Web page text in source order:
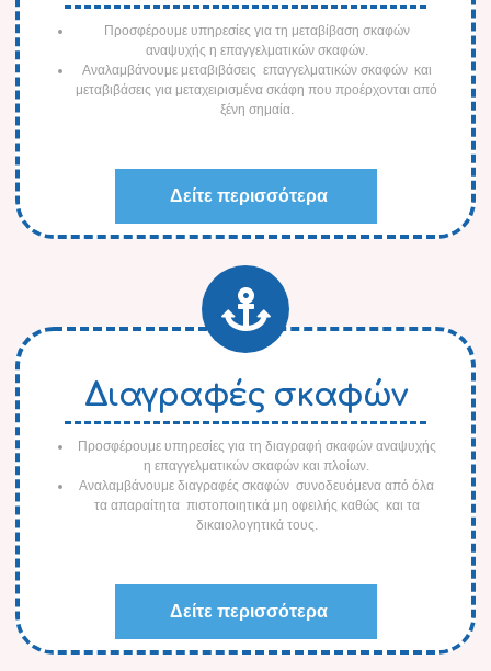
Προσφέρουμε υπηρεσίες για τη μεταβίβαση σκαφών
αναψυχής η επαγγελματικών σκαφών.
Αναλαμβάνουμε μεταβιβάσεις επαγγελματικών σκαφών και
μεταβιβάσεις για μεταχειρισμένα σκάφη που προέρχονται από
ξένη σημαία.
Δείτε περισσότερα
Διαγραφές σκαφών
Προσφέρουμε υπηρεσίες για τη διαγραφή σκαφών αναψυχής
η επαγγελματικών σκαφών και πλοίων.
Αναλαμβάνουμε διαγραφές σκαφών συνοδευόμενα από όλα
τα απαραίτητα πιστοποιητικά μη οφειλής καθώς και τα
δικαιολογητικά τους.
Δείτε περισσότερα